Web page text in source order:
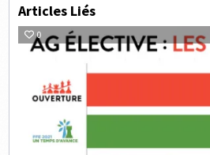
Articles Liés
0